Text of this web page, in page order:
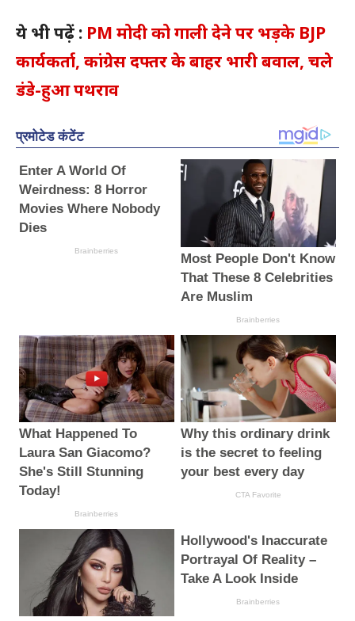
ये भी पढ़ें : PM मोदी को गाली देने पर भड़के BJP
कार्यकर्ता, कांग्रेस दफ्तर के बाहर भारी बवाल, चले
डंडे-हुआ पथराव